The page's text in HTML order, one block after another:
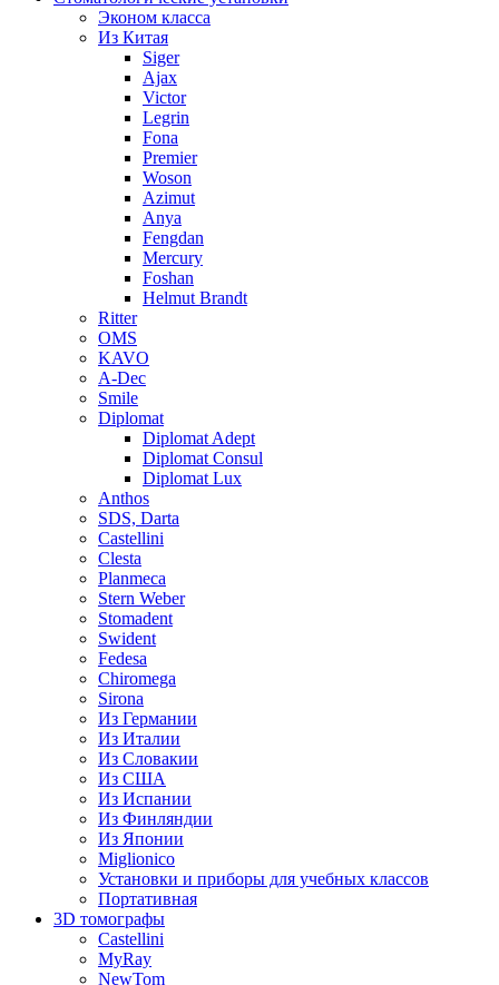
Эконом класса
Из Китая
Siger
Ajax
Victor
Legrin
Fona
Premier
Woson
Azimut
Anya
Fengdan
Mercury
Foshan
Helmut Brandt
Ritter
OMS
KAVO
A-Dec
Smile
Diplomat
Diplomat Adept
Diplomat Consul
Diplomat Lux
Anthos
SDS, Darta
Castellini
Clesta
Planmeca
Stern Weber
Stomadent
Swident
Fedesa
Chiromega
Sirona
Из Германии
Из Италии
Из Словакии
Из США
Из Испании
Из Финляндии
Из Японии
Miglionico
Установки и приборы для учебных классов
Портативная
3D томографы
Castellini
MyRay
NewTom